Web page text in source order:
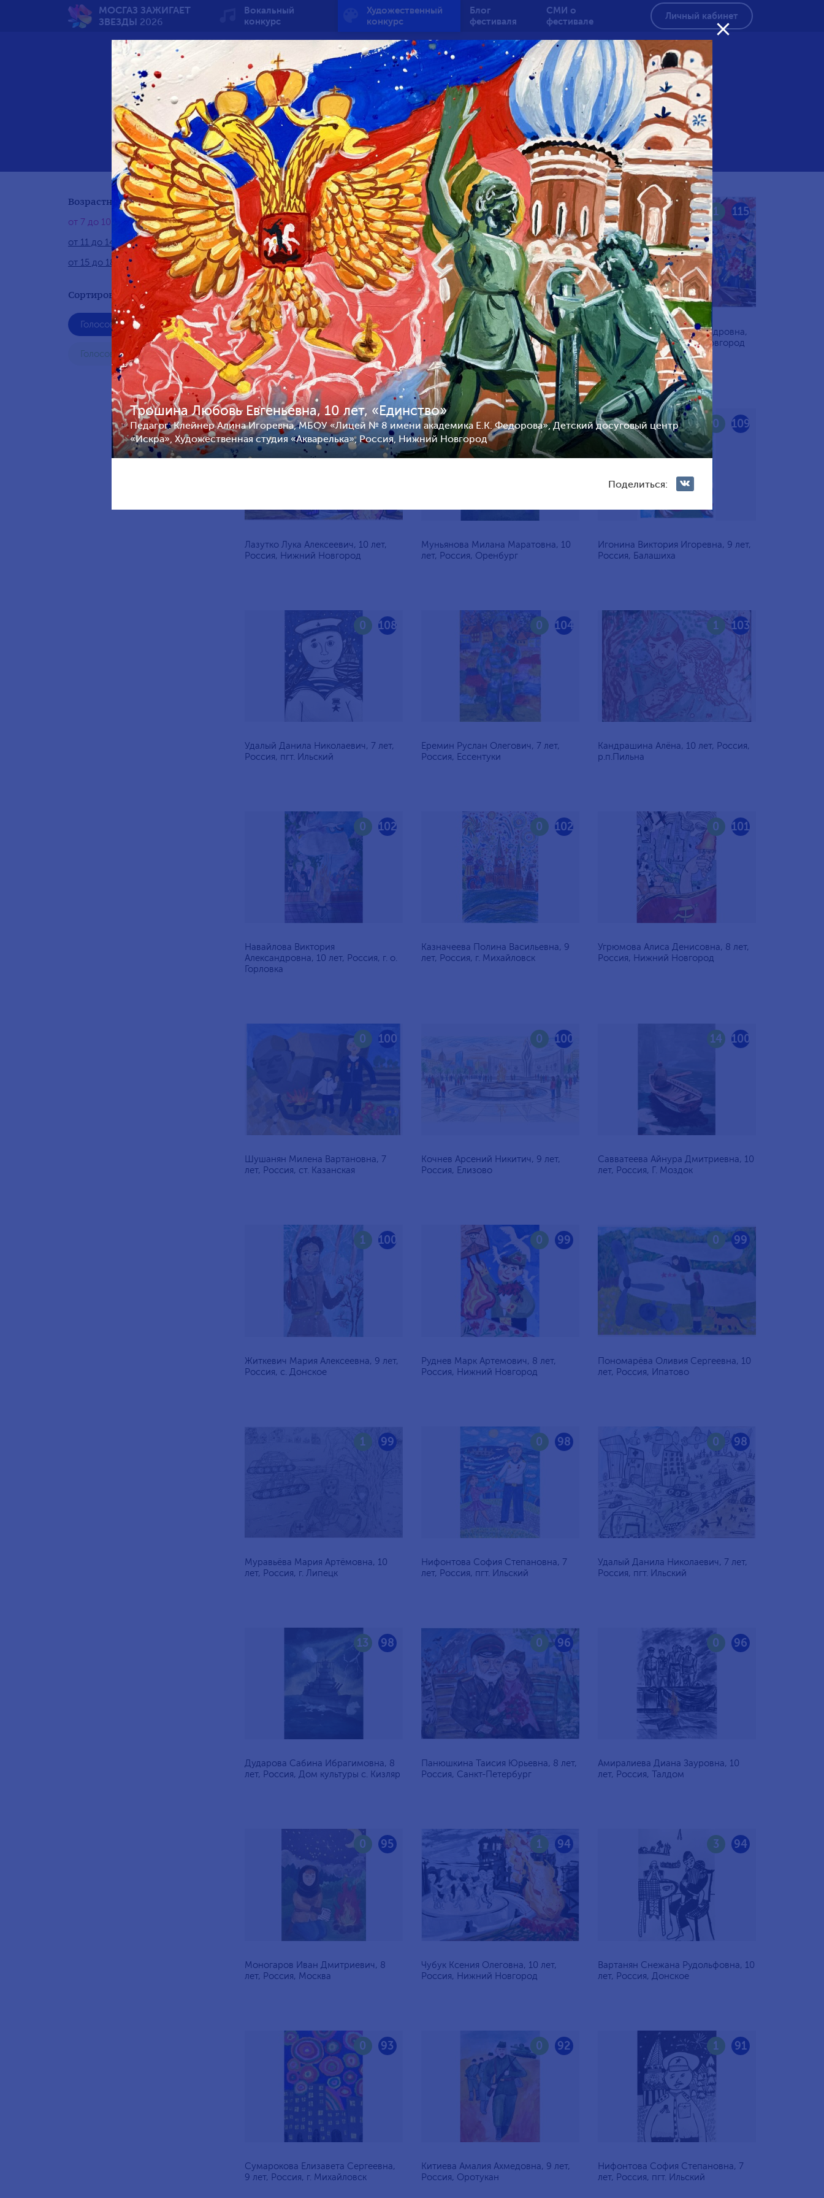
МОСГАЗ ЗАЖИГАЕТ
ЗВЕЗДЫ 2026
Вокальный
конкурс
Художественный
конкурс
Блог
фестиваля
СМИ о
фестивале
Личный кабинет

Трошина Любовь Евгеньевна, 10 лет, «Единство»
Педагог: Клейнер Алина Игоревна, МБОУ «Лицей № 8 имени академика Е.К. Федорова», Детский досуговый центр
«Искра», Художественная студия «Акварелька», Россия, Нижний Новгород
Поделиться:
Вечный огонь — вечная память
от 7 до 10 лет
Возрастная группа:
от 7 до 10 лет
от 11 до 14 лет
от 15 до 18 лет
Сортировать по результату:
Голосование жюри
Голосования зрителей
131
1
Павлова Ярослава Геннадьевна, 9
лет, Россия, Михайловск
116
3
Мартый-оол Анчы-Белек
Шолбанович, 10 лет, Россия, Санкт-
Петербург
115
1
Кириллова Мария Александровна,
10 лет, Россия, Нижний Новгород
112
0
Лазутко Лука Алексеевич, 10 лет,
Россия, Нижний Новгород
111
2
Муньянова Милана Маратовна, 10
лет, Россия, Оренбург
109
0
Игонина Виктория Игоревна, 9 лет,
Россия, Балашиха
108
0
Удалый Данила Николаевич, 7 лет,
Россия, пгт. Ильский
104
0
Еремин Руслан Олегович, 7 лет,
Россия, Ессентуки
103
1
Кандрашина Алёна, 10 лет, Россия,
р.п.Пильна
102
0
Навайлова Виктория
Александровна, 10 лет, Россия, г. о.
Горловка
102
0
Казначеева Полина Васильевна, 9
лет, Россия, г. Михайловск
101
0
Угрюмова Алиса Денисовна, 8 лет,
Россия, Нижний Новгород
100
0
Шушанян Милена Вартановна, 7
лет, Россия, ст. Казанская
100
0
Кочнев Арсений Никитич, 9 лет,
Россия, Елизово
100
14
Савватеева Айнура Дмитриевна, 10
лет, Россия, Г. Моздок
100
1
Житкевич Мария Алексеевна, 9 лет,
Россия, c. Донское
99
0
Руднев Марк Артемович, 8 лет,
Россия, Нижний Новгород
99
0
Пономарёва Оливия Сергеевна, 10
лет, Россия, Ипатово
99
1
Муравьёва Мария Артёмовна, 10
лет, Россия, г. Липецк
98
0
Нифонтова София Степановна, 7
лет, Россия, пгт. Ильский
98
0
Удалый Данила Николаевич, 7 лет,
Россия, пгт. Ильский
98
13
Дударова Сабина Ибрагимовна, 8
лет, Россия, Дом культуры с. Кизляр
96
0
Панюшкина Таисия Юрьевна, 8 лет,
Россия, Санкт-Петербург
96
0
Амиралиева Диана Зауровна, 10
лет, Россия, Талдом
95
0
Моногаров Иван Дмитриевич, 8
лет, Россия, Москва
94
1
Чубук Ксения Олеговна, 10 лет,
Россия, Нижний Новгород
94
3
Вартанян Снежана Рудольфовна, 10
лет, Россия, Донское
93
0
Сумарокова Елизавета Сергеевна,
9 лет, Россия, г. Михайловск
92
0
Китиева Амалия Ахмедовна, 9 лет,
Россия, Оротукан
91
1
Нифонтова София Степановна, 7
лет, Россия, пгт. Ильский